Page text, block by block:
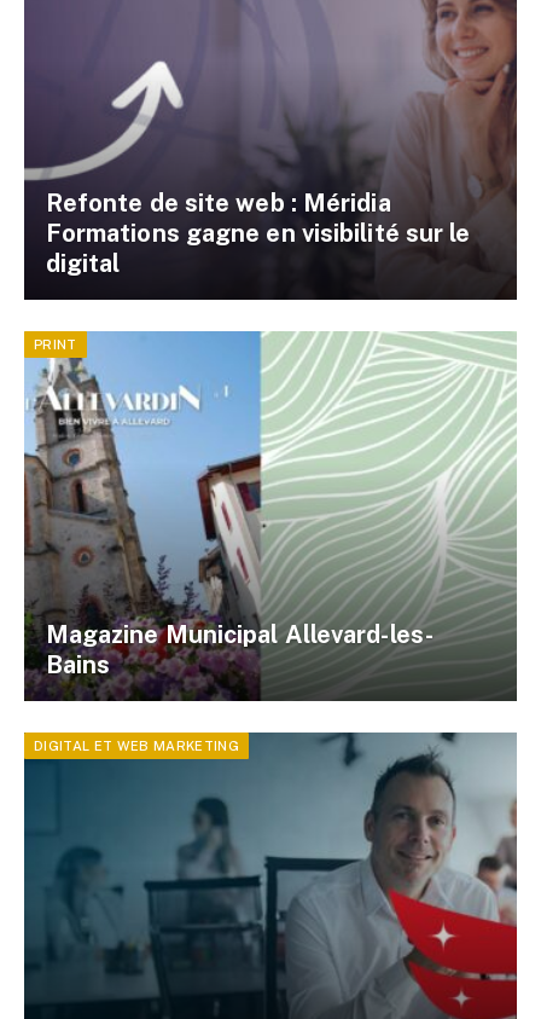
Refonte de site web : Méridia
Formations gagne en visibilité sur le
digital
PRINT
Magazine Municipal Allevard-les-
Bains
DIGITAL ET WEB MARKETING